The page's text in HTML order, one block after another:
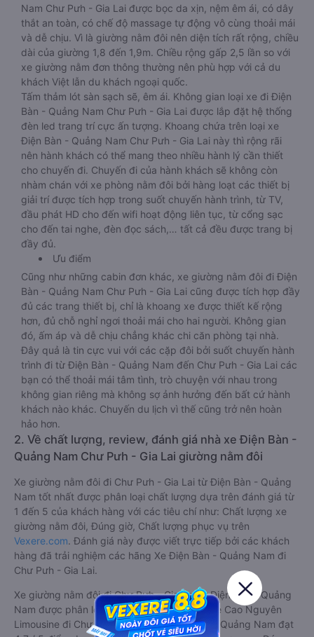
Nam Chư Pưh - Gia Lai được bọc da xịn, nệm êm ái, có dây
thắt an toàn, có chế độ massage tự động vô cùng thoải mái
và dễ chịu. Vì là giường nằm đôi nên diện tích rất rộng, chiều
dài của giường 1,8 đến 1,9m. Chiều rộng gấp 2,5 lần so với
xe giường nằm đơn thông thường nên phù hợp với cả du
khách Việt lẫn du khách ngoại quốc.
Tấm thảm lót sàn sạch sẽ, êm ái. Không gian loại xe đi Điện
Bàn - Quảng Nam Chư Pưh - Gia Lai được lắp đặt hệ thống
đèn led trang trí cực ấn tượng. Khoang chứa trên loại xe
Điện Bàn - Quảng Nam Chư Pưh - Gia Lai này thì rộng rãi
nên hành khách có thể mang theo nhiều hành lý cần thiết
cho chuyến đi. Chuyến đi của hành khách sẽ không còn
nhàm chán với xe phòng nằm đôi bởi hàng loạt các thiết bị
giải trí được tích hợp trong suốt chuyến hành trình, từ TV,
đầu phát HD cho đến wifi hoạt động liên tục, từ cổng sạc
cho đến tai nghe, đèn đọc sách,… tất cả đều được trang bị
đầy đủ.
Ưu điểm
Cũng như những cabin đơn khác, xe giường nằm đôi đi Điện
Bàn - Quảng Nam Chư Pưh - Gia Lai cũng được tích hợp đầy
đủ các trang thiết bị, chỉ là khoang xe được thiết kế rộng
hơn, đủ chỗ nghỉ ngơi thoải mái cho hai người. Không gian
đó, ấm áp và dễ chịu chẳng khác chi căn phòng tại nhà.
Đây quả là tin cực vui với các cặp đôi bởi suốt chuyến hành
trình đi từ Điện Bàn - Quảng Nam đến Chư Pưh - Gia Lai các
bạn có thể thoải mái tâm tình, trò chuyện với nhau trong
không gian riêng mà không sợ ảnh hưởng đến bất cứ hành
khách nào khác. Chuyến du lịch vì thế cũng trở nên hoàn
hảo hơn.
2. Về chất lượng, review, đánh giá nhà xe Điện Bàn -
Quảng Nam Chư Pưh - Gia Lai giường nằm đôi
Xe giường nằm đôi đi Chư Pưh - Gia Lai từ Điện Bàn - Quảng
Nam tốt nhất được phân loại chất lượng dựa trên đánh giá từ
1 đến 5 của khách hàng với các tiêu chí như: Chất lượng xe
giường nằm đôi, Đúng giờ, Chất lượng phục vụ trên
Vexere.com. Đánh giá này được viết trực tiếp bởi các khách
hàng đã trải nghiệm các hãng Xe Điện Bàn - Quảng Nam đi
Chư Pưh - Gia Lai.
Xe giường nằm đôi đi Chư Pưh - Gia Lai từ Điện Bàn - Quảng
Nam được phân loại chất lượng tốt nhất là xe Cao Nguyên
Limousine đi Chư Pưh - Gia Lai từ Điện Bàn - Quảng Nam đạt